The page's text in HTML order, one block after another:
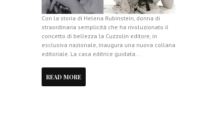
Con la storia di Helena Rubinstein, donna di
straordinaria semplicità che ha rivoluzionato il
concetto di bellezza la Cuzzolin editore, in
esclusiva nazionale, inaugura una nuova collana
editoriale. La casa editrice guidata...
READ MORE